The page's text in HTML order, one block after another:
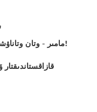
7 مامىر - وتان وتاناۋشىلقورعاۋشىلارتى بولسىن!كۇنىقۇتتىبولسىن!
قازاقستاندىقتار ۆيزاسىز 71